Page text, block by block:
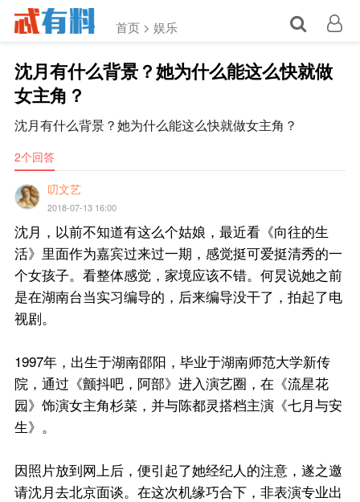
✕
首页 > 娱乐
沈月有什么背景？她为什么能这么快就做
女主角？
沈月有什么背景？她为什么能这么快就做女主角？
2个回答
叨文艺
2018-07-13 16:00
沈月，以前不知道有这么个姑娘，最近看《向往的生
活》里面作为嘉宾过来过一期，感觉挺可爱挺清秀的一
个女孩子。看整体感觉，家境应该不错。何炅说她之前
是在湖南台当实习编导的，后来编导没干了，拍起了电
视剧。
1997年，出生于湖南邵阳，毕业于湖南师范大学新传
院，通过《颤抖吧，阿部》进入演艺圈，在《流星花
园》饰演女主角杉菜，并与陈都灵搭档主演《七月与安
生》。
因照片放到网上后，便引起了她经纪人的注意，遂之邀
请沈月去北京面谈。在这次机缘巧合下，非表演专业出